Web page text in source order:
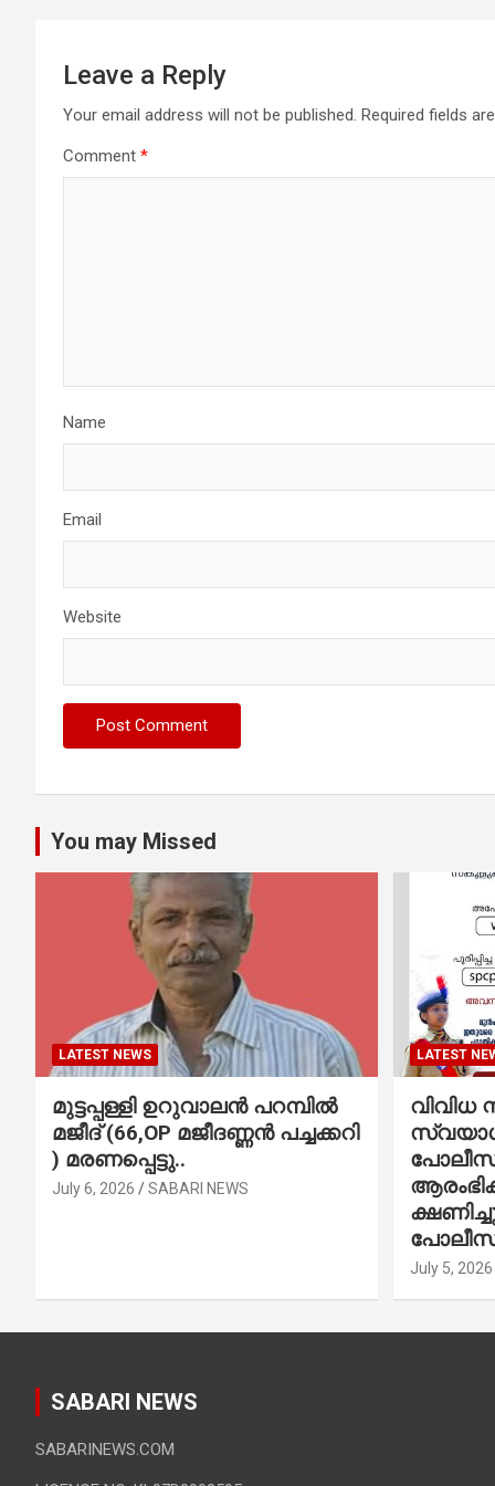
Leave a Reply
Your email address will not be published. Required fields
Comment *
Name
Email
Website
You may Missed
LATEST NEWS
മുട്ടപ്പള്ളി ഉറുവാലൻ പറമ്പിൽ
മജീദ് (66,OP മജീദണ്ണൻ പച്ചക്കറി
) മരണപ്പെട്ടു..
July 6, 2026 SABARI NEWS
LATEST
വിവിധ
പോലീസ്
July 5, 2026
SABARI NEWS
SABARINEWS.COM